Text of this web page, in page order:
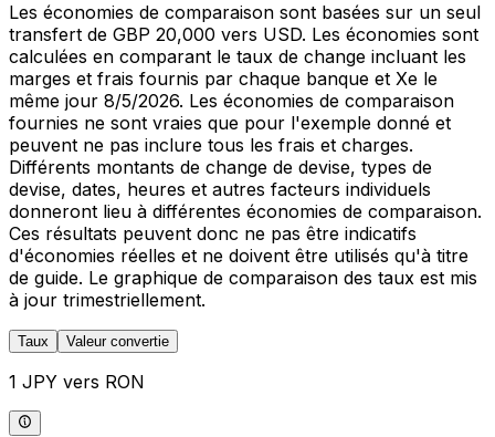
Les économies de comparaison sont basées sur un seul
transfert de GBP 20,000 vers USD. Les économies sont
calculées en comparant le taux de change incluant les
marges et frais fournis par chaque banque et Xe le
même jour 8/5/2026. Les économies de comparaison
fournies ne sont vraies que pour l'exemple donné et
peuvent ne pas inclure tous les frais et charges.
Différents montants de change de devise, types de
devise, dates, heures et autres facteurs individuels
donneront lieu à différentes économies de comparaison.
Ces résultats peuvent donc ne pas être indicatifs
d'économies réelles et ne doivent être utilisés qu'à titre
de guide. Le graphique de comparaison des taux est mis
à jour trimestriellement.
Taux Valeur convertie
1 JPY vers RON